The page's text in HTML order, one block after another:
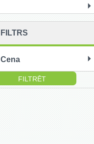
FILTRS
Cena
līdz: